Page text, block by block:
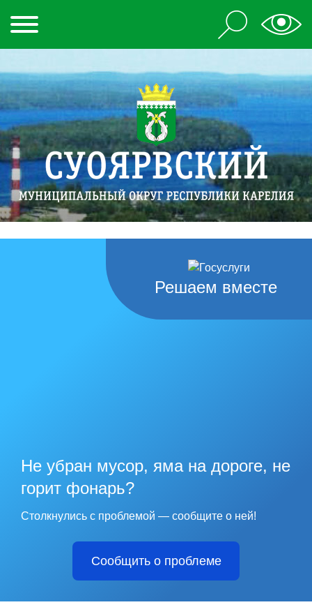
Решаем вместе
Не убран мусор, яма на дороге, не
горит фонарь?
Столкнулись с проблемой — сообщите о ней!
Сообщить о проблеме